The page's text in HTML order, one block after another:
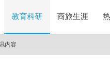
教育科研 商旅生涯
内容